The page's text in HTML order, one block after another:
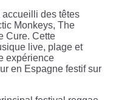
des têtes
Monkeys, The
Cure. Cette
live, plage et
expérience
en Espagne festif sur